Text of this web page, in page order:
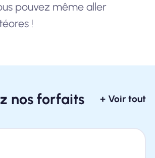
pouvez même aller
!
nos forfaits + Voir tout